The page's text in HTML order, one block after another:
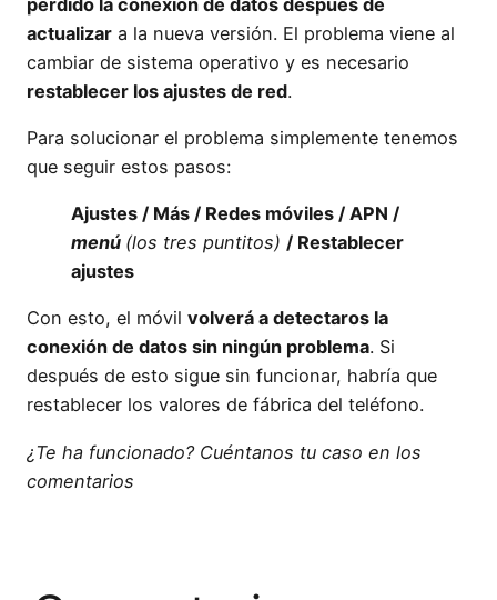
actualizar a la nueva versión. El problema viene al
cambiar de sistema operativo y es necesario
restablecer los ajustes de red.
Para solucionar el problema simplemente tenemos
que seguir estos pasos:
Ajustes / Más / Redes móviles / APN /
menú (los tres puntitos) / Restablecer
ajustes
Con esto, el móvil volverá a detectaros la
conexión de datos sin ningún problema. Si
después de esto sigue sin funcionar, habría que
restablecer los valores de fábrica del teléfono.
¿Te ha funcionado? Cuéntanos tu caso en los
comentarios